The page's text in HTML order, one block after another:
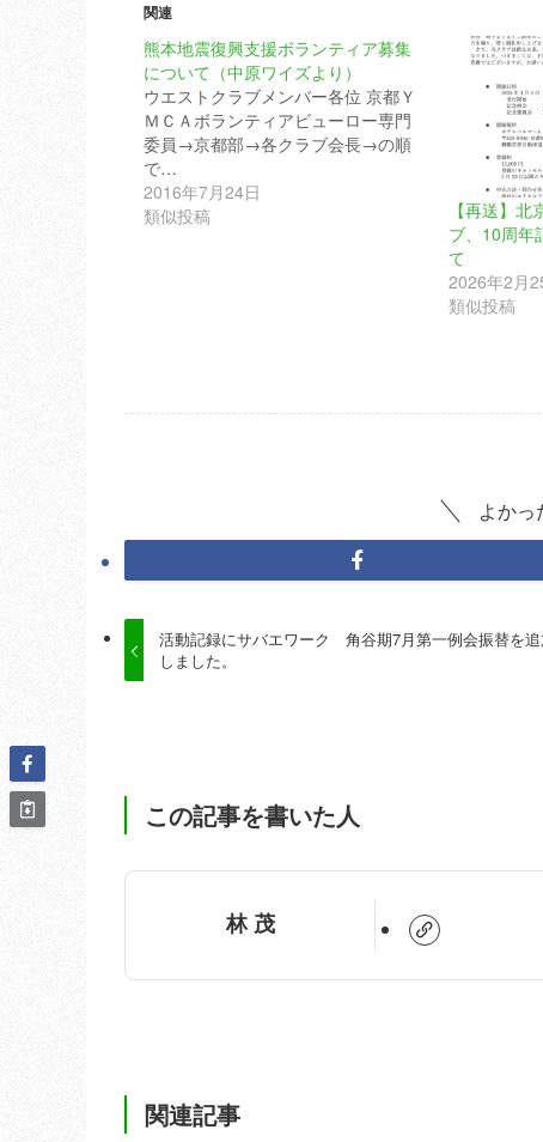
関連
熊本地震復興支援ボランティア募集
について（中原ワイズより）
ウエストクラブメンバー各位 京都Ｙ
ＭＣＡボランティアビューロー専門
委員→京都部→各クラブ会長→の順
で…
2016年7月24日
類似投稿
【再送】
ブ、10周年
て
2026年2月
類似投稿
よかっ
活動記録にサバエワーク 角谷期7月第一例会振替を追
しました。
この記事を書いた人
林 茂
関連記事